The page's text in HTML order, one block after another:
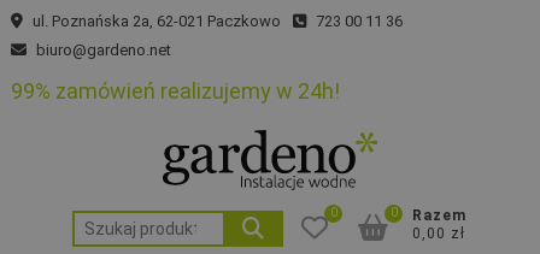
Skip
to
ul. Poznańska 2a, 62-021 Paczkowo
723 00 11 36
biuro@gardeno.net
99% zamówień realizujemy w 24h!
Szukaj:
0
Razem
0,00 zł
0